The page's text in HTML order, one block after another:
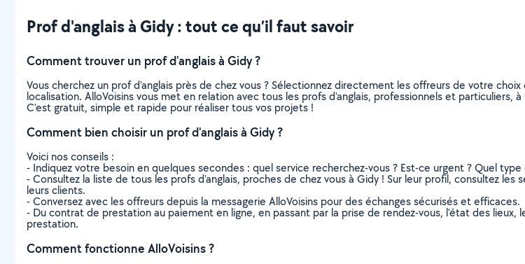
Prof d'anglais à Gidy : tout ce qu’il faut savoir
Comment trouver un prof d'anglais à Gidy ?
Vous cherchez un prof d'anglais près de chez vous ? Sélectionnez directement les offreurs de votre
localisation. AlloVoisins vous met en relation avec tous les profs d'anglais, professionnels et particuliers,
C’est gratuit, simple et rapide pour réaliser tous vos projets !
Comment bien choisir un prof d'anglais à Gidy ?
Voici nos conseils :
- Indiquez votre besoin en quelques secondes : quel service recherchez-vous ? Est-ce urgent ? Quel
- Consultez la liste de tous les profs d'anglais, proches de chez vous à Gidy ! Sur leur profil, consultez
leurs clients.
- Conversez avec les offreurs depuis la messagerie AlloVoisins pour des échanges sécurisés et efficaces.
- Du contrat de prestation au paiement en ligne, en passant par la prise de rendez-vous, l’état des
prestation.
Comment fonctionne AlloVoisins ?